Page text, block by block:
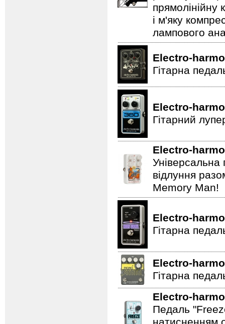
прямолінійну
і м'яку
лампового
Electro-
Гітарна
Electro-
Гітарний
Electro-
Універсальна
відлуння
Memory Man!
Electro-
Гітарна
Electro-
Гітарна
Electro-
Педаль